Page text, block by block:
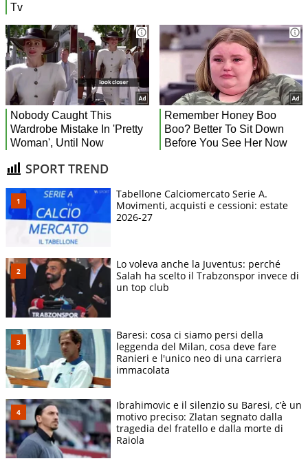
SPORT TREND
Tabellone Calciomercato Serie A.
Movimenti, acquisti e cessioni: estate
2026-27
Lo voleva anche la Juventus: perché
Salah ha scelto il Trabzonspor invece di
un top club
Baresi: cosa ci siamo persi della
leggenda del Milan, cosa deve fare
Ranieri e l'unico neo di una carriera
immacolata
Ibrahimovic e il silenzio su Baresi, c’è un
motivo preciso: Zlatan segnato dalla
tragedia del fratello e dalla morte di
Raiola